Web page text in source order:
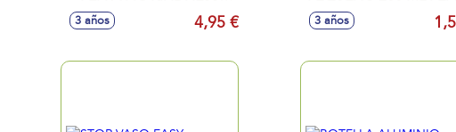
3 años 4,95 €
PIG KINDNESS
3 años